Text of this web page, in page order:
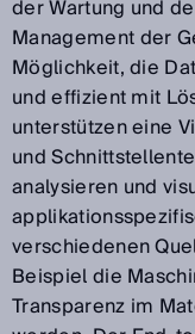
der Wartung und
Management der
Möglichkeit, die
und effizient mit
unterstützen eine
und
analysieren und
verschiedenen
Beispiel die
Transparenz im